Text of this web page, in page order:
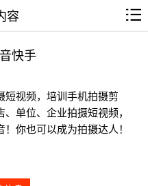
容
快手
短视频，培训手机拍摄剪
单位、企业拍摄短视频，
你也可以成为拍摄达人！